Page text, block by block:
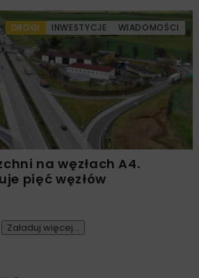
DROGI INWESTYCJE WIADOMOŚCI
na węzłach A4.
pięć węzłów
Załaduj więcej...